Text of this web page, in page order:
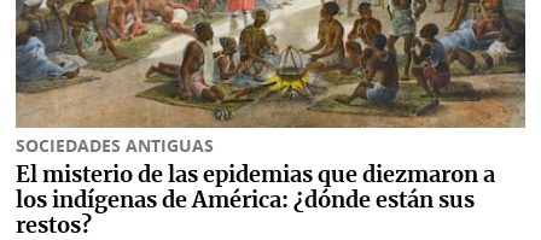
Mundo
Deportes
Tecnología
Ponle
Blogs
Fotografías
Videos
Fe
SOCIEDADES ANTIGUAS
El misterio de las epidemias que diezmaron a
los indígenas de América: ¿dónde están sus
restos?